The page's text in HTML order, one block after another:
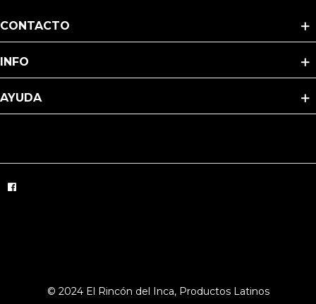
CONTACTO
INFO
AYUDA
© 2024 El Rincón del Inca, Productos Latinos